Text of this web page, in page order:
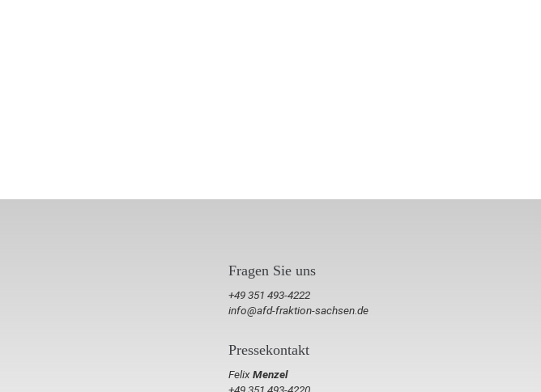
Fragen Sie uns
+49 351 493-4222
info@afd-fraktion-sachsen.de
Pressekontakt
FelixMenzel